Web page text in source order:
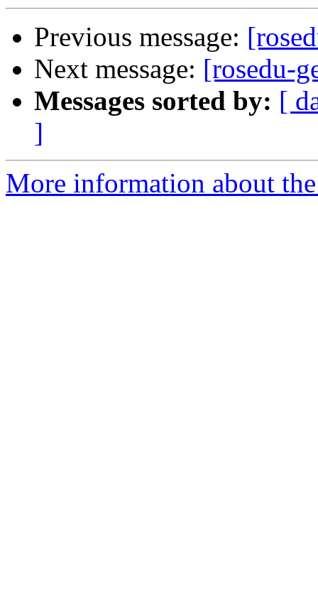
Previous message:
Next message: [rosedu-
Messages sorted by: [
]
More information about